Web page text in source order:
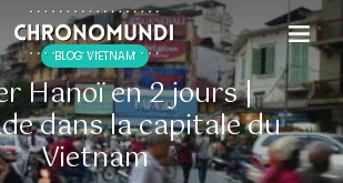
BLOG VIETNAM
Hanoï en 2 jours |
dans la capitale du
Vietnam